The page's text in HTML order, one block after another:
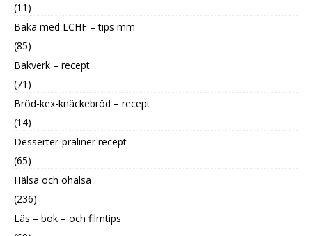
(11)
Baka med LCHF – tips mm
(85)
Bakverk – recept
(71)
Bröd-kex-knäckebröd – recept
(14)
Desserter-praliner recept
(65)
Hälsa och ohälsa
(236)
Läs – bok – och filmtips